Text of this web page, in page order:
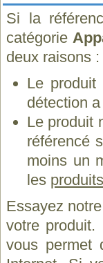
Si la
catégorie
deux raisons :
Le
détection
Le produit
référencé
moins un
les
Essayez
votre produit.
vous permet